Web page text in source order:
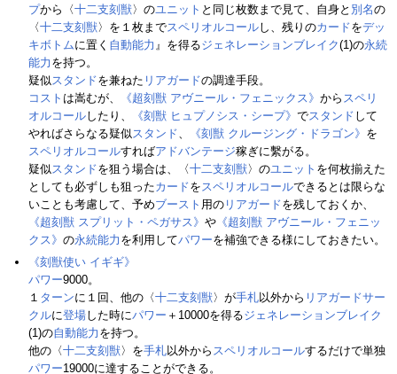
プから〈十二支刻獣〉のユニット と同じ枚数まで見て、自身と 別名の
〈十二支刻獣〉を１枚までスペリオルコールし、残りのカードをデッ
キボトムに置く 自動能力 』を得るジェネレーションブレイク(1)の永続
能力 を持つ。
疑似スタンドを兼ねた リアガードの調達手段。
コスト は嵩むが、 《超刻獣 アヴニール・フェニックス》 から スペリ
オルコールしたり、 《刻獣 ヒュプノシス・シープ》 でスタンド して
やればさらなる疑似スタンド、 《刻獣 クルージング・ドラゴン》 を
スペリオルコールすればアドバンテージ稼ぎに繫がる。
疑似スタンドを狙う場合は、〈十二支刻獣〉のユニット を何枚揃えた
としても必ずしも狙ったカードをスペリオルコールできるとは限らな
いことも考慮して、予めブースト 用の リアガードを残しておくか、
《超刻獣 スプリット・ペガサス》 や 《超刻獣 アヴニール・フェニッ
クス》 の永続能力 を利用してパワーを補強できる様にしておきたい。
《刻獣使い イギギ》
パワー9000。
１ ターンに１回、他の〈十二支刻獣〉が手札以外から リアガードサー
クルに登場した時にパワー ＋10000を得るジェネレーションブレイク
(1)の自動能力 を持つ。
他の〈十二支刻獣〉を手札以外から スペリオルコールするだけで単独
パワー19000に達することができる。